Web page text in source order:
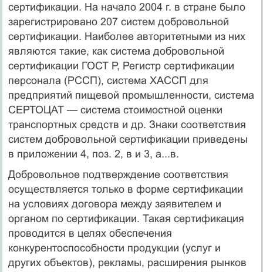
сертификации. На начало 2004 г. в стране было
зарегистрировано 207 систем добровольной
сертификации. Наиболее авторитетными из них
являются такие, как система добровольной
сертификации ГОСТ Р, Регистр сертификации
персонала (РССП), система ХАССП для
предприятий пищевой промышленности, система
СЕРТОЦАТ — система стоимостной оценки
транспортных средств и др. Знаки соответствия
систем добровольной сертификации приведены
в приложении 4, поз. 2, в и 3, а...в.
Добровольное подтверждение соответствия
осуществляется только в форме сертификации
на условиях договора между заявителем и
органом по сертификации. Такая сертификация
проводится в целях обеспечения
конкурентоспособности продукции (услуг и
других объектов), рекламы, расширения рынков